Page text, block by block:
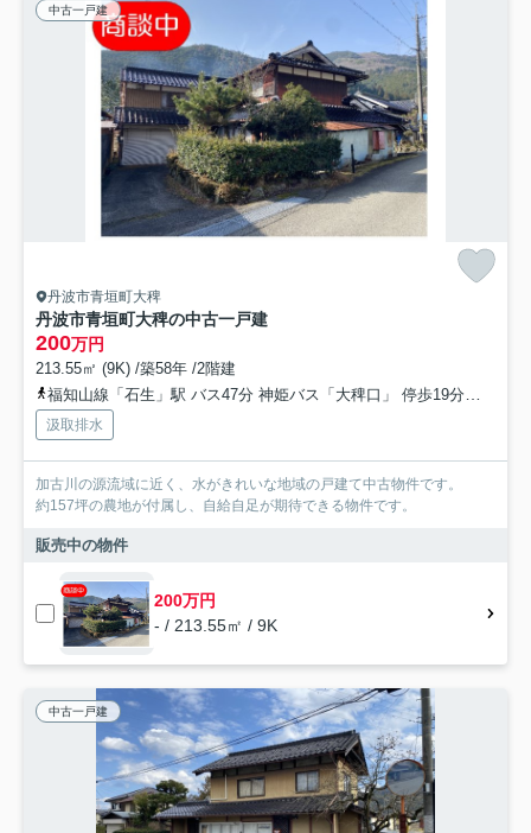
中古一戸建
丹波市青垣町大稗
丹波市青垣町大稗の中古一戸建
200万円
213.55㎡ (9K) /築58年 /2階建
福知山線「石生」駅 バス47分 神姫バス「大稗口」 停歩19分車30分 23.0km
汲取排水
加古川の源流域に近く、水がきれいな地域の戸建て中古物件です。
約157坪の農地が付属し、自給自足が期待できる物件です。
販売中の物件
200万円
- / 213.55㎡ / 9K
中古一戸建